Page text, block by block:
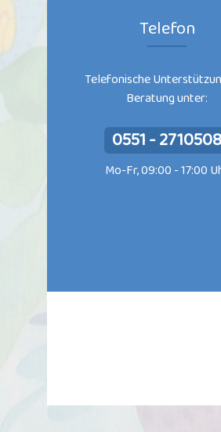
Telefon
Telefonische
Beratung unter:
0551 - 2710508
Mo-Fr, 09:00 - 17:00